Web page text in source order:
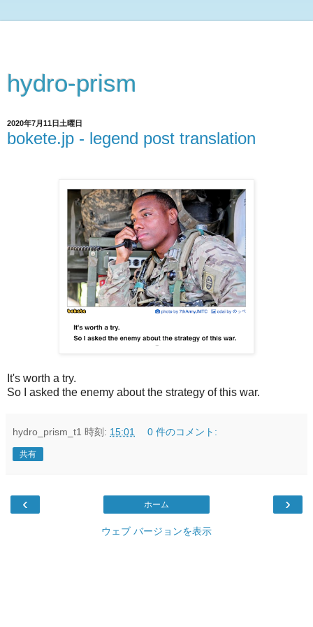
hydro-prism
2020年7月11日土曜日
bokete.jp - legend post translation
It's worth a try.
So I asked the enemy about the strategy of this war.
hydro_prism_t1 時刻: 15:01 0 件のコメント:
共有
‹ ›
ホーム
ウェブ バージョンを表示